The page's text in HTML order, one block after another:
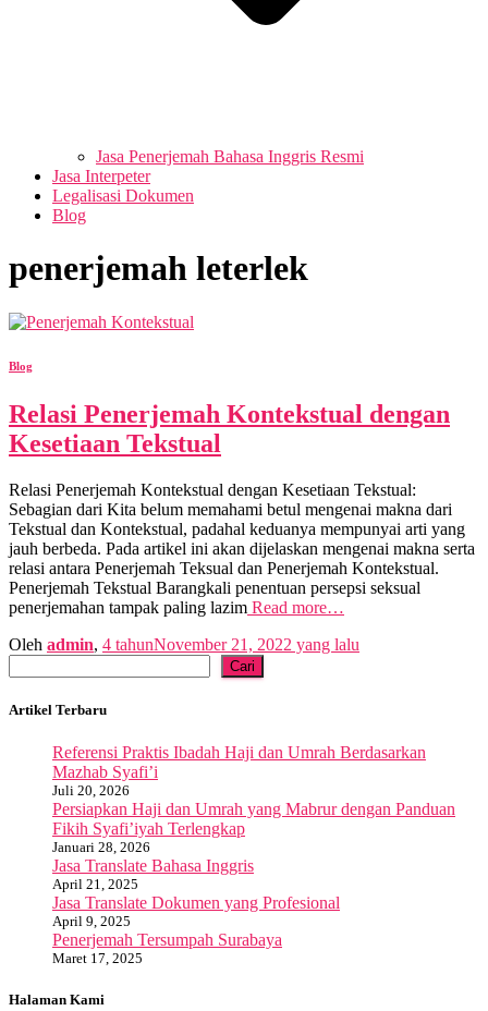
Jasa Penerjemah Bahasa Inggris Resmi
Jasa Interpeter
Legalisasi Dokumen
Blog
penerjemah leterlek
Blog
Relasi Penerjemah Kontekstual dengan
Kesetiaan Tekstual
Relasi Penerjemah Kontekstual dengan Kesetiaan Tekstual:
Sebagian dari Kita belum memahami betul mengenai makna dari
Tekstual dan Kontekstual, padahal keduanya mempunyai arti yang
jauh berbeda. Pada artikel ini akan dijelaskan mengenai makna serta
relasi antara Penerjemah Teksual dan Penerjemah Kontekstual.
Penerjemah Tekstual Barangkali penentuan persepsi seksual
penerjemahan tampak paling lazim Read more…
Oleh admin, 4 tahunNovember 21, 2022 yang lalu
Cari
Artikel Terbaru
Referensi Praktis Ibadah Haji dan Umrah Berdasarkan
Mazhab Syafi’i
Juli 20, 2026
Persiapkan Haji dan Umrah yang Mabrur dengan Panduan
Fikih Syafi’iyah Terlengkap
Januari 28, 2026
Jasa Translate Bahasa Inggris
April 21, 2025
Jasa Translate Dokumen yang Profesional
April 9, 2025
Penerjemah Tersumpah Surabaya
Maret 17, 2025
Halaman Kami